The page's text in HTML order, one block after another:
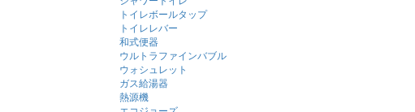
トイレボールタップ
トイレレバー
和式便器
ウルトラファインバブル
ウォシュレット
ガス給湯器
熱源機